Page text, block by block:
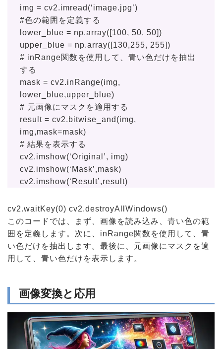
img = cv2.imread(‘image.jpg’)
#色の範囲を定義する
lower_blue = np.array([100, 50, 50])
upper_blue = np.array([130,255, 255])
# inRange関数を使用して、青い色だけを抽出
する
mask = cv2.inRange(img,
lower_blue,upper_blue)
# 元画像にマスクを適用する
result = cv2.bitwise_and(img,
img,mask=mask)
# 結果を表示する
cv2.imshow(‘Original’, img)
cv2.imshow(‘Mask’,mask)
cv2.imshow(‘Result’,result)
cv2.waitKey(0) cv2.destroyAllWindows()
このコードでは、まず、画像を読み込み、青い色の範
囲を定義します。次に、inRange関数を使用して、青
い色だけを抽出します。最後に、元画像にマスクを適
用して、青い色だけを表示します。
画像変換と応用